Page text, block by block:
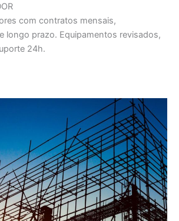
com contratos mensais,
longo prazo. Equipamentos revisados,
24h.